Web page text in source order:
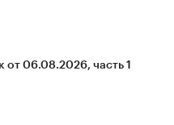
от 06.08.2026, часть 1